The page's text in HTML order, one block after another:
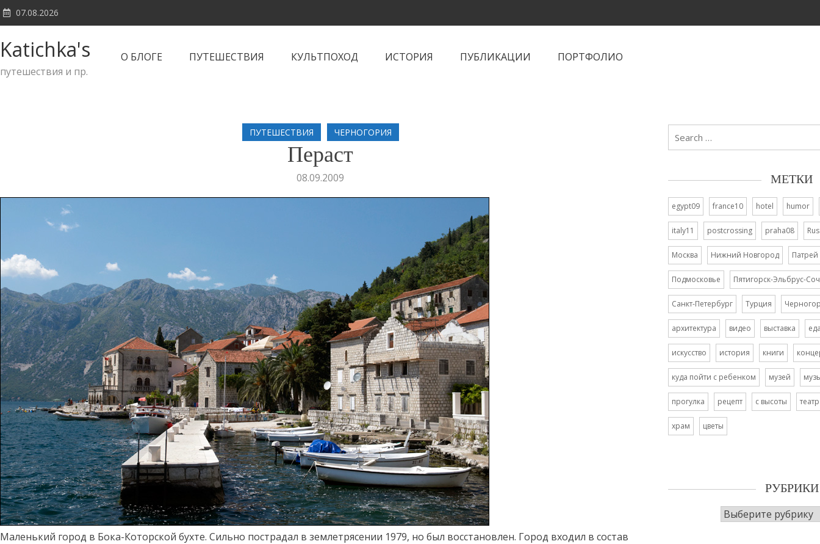
Skip
to
07.08.2026
Katichka's
путешествия и пр.
О БЛОГЕ ПУТЕШЕСТВИЯ КУЛЬТПОХОД ИСТОРИЯ ПУБЛИКАЦИИ ПОРТФОЛИО
ПУТЕШЕСТВИЯ ЧЕРНОГОРИЯ
Пераст
08.09.2009
Маленький город в Бока-Которской бухте. Сильно пострадал в землетрясении 1979, но был восстановлен. Город входил в состав
Search
МЕТКИ
egypt09 france10 hotel humor
italy11 postcrossing praha08
Москва Нижний Новгород Патрей
Подмосковье Пятигорск-Эльбрус-
Санкт-Петербург Турция
архитектура видео выставка
искусство история книги
куда пойти с ребенком музей
прогулка рецепт с высоты театр
храм цветы
РУБРИКИ
Рубрики